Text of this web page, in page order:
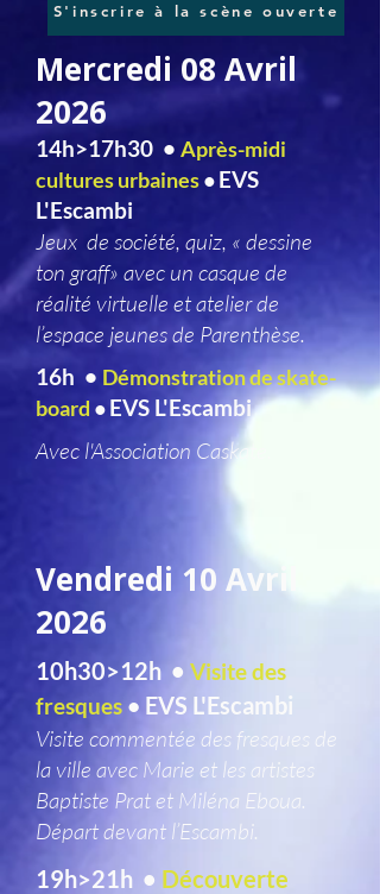
S'inscrire à la scène ouverte
Mercredi 08 Avril
2026
14h>17h30 • Après-midi
cultures urbaines•EVS
L'Escambi
Jeux de société, quiz, « dessine
ton graff» avec un casque de
réalité virtuelle et atelier de
l’espace jeunes de Parenthèse.
16h • Démonstration de skate-
board •EVS L'Escambi
Avec l'Association Caskate.
Vendredi 10 Avril
2026
10h30>12h • Visite des
fresques • EVS L'Escambi
Visite commentée des fresques de
la ville avec Marie et les artistes
Baptiste Prat et Miléna Eboua.
Départ devant l’Escambi.
19h>21h • Découverte